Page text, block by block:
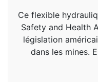
Ce flexible
Safety and Health
législation
dans les mines.